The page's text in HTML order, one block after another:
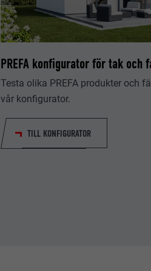
PREFA konfigurator för tak och
Testa olika PREFA produkter och
vår konfigurator.
TILL KONFIGURATOR
data om